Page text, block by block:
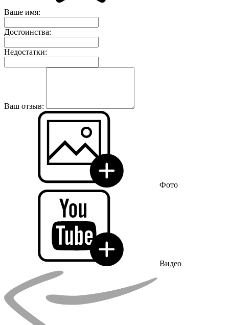
Ваше имя:
Достоинства:
Недостатки:
Ваш отзыв:
Фото
Видео